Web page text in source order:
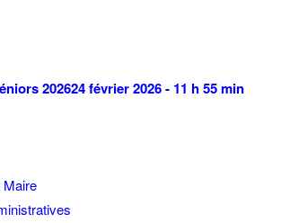
202624 février 2026 - 11 h 55 min